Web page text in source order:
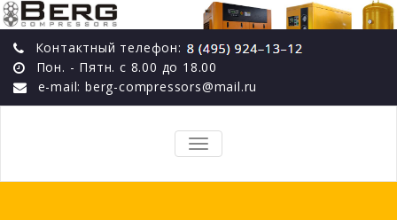
Контактный телефон:
Пон. - Пятн. с 8.00 до 18.00
e-mail: berg-compressors@mail.ru
TOGGLE